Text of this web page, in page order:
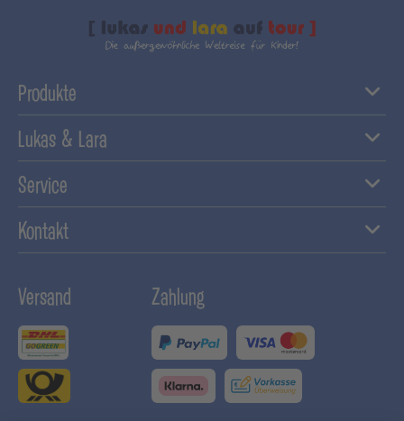
Produkte
Lukas & Lara
Service
Kontakt
Versand Zahlung